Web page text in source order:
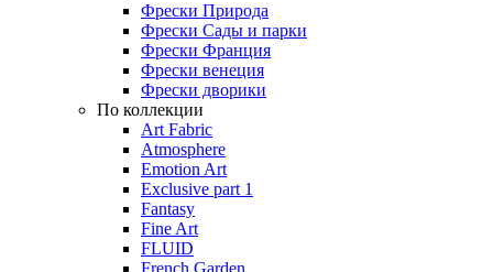
Фрески Природа
Фрески Сады и парки
Фрески Франция
Фрески венеция
Фрески дворики
По коллекции
Art Fabric
Atmosphere
Emotion Art
Exclusive part 1
Fantasy
Fine Art
FLUID
French Garden